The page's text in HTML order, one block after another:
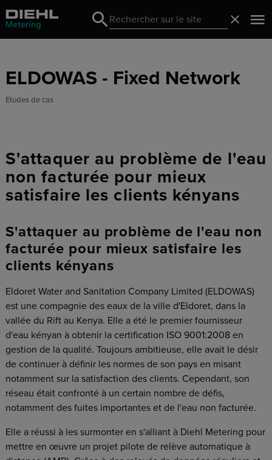
Search
Search
ELDOWAS - Fixed Network
Etudes de cas
S'attaquer au problème de l'eau
non facturée pour mieux
satisfaire les clients kényans
S'attaquer au problème de l'eau non
facturée pour mieux satisfaire les
clients kényans
Eldoret Water and Sanitation Company Limited (ELDOWAS)
est une compagnie des eaux de la ville d'Eldoret, dans la
vallée du Rift au Kenya. Elle a été le premier fournisseur
d'eau kényan à obtenir la certification ISO 9001:2008 en
gestion de la qualité. Toujours ambitieuse, elle avait le désir
de continuer à définir les normes de son pays en misant
notamment sur la satisfaction des clients. Cependant, son
réseau était confronté à un certain nombre de défis,
notamment des fuites importantes et de l'eau non facturée.
Elle a réussi à les surmonter en s'alliant à Diehl Metering pour
mettre en œuvre un projet pilote de relève automatique à